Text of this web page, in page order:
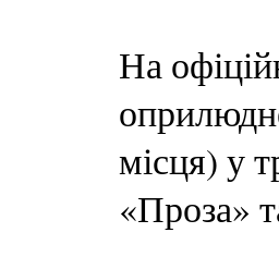
На
місця) у
«Проза»